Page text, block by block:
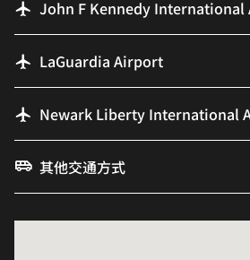
John F Kennedy
LaGuardia Airport
Newark Liberty International
其他交通方式